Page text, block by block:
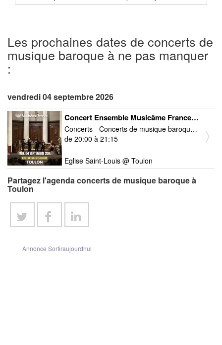
Les prochaines dates de concerts de
musique baroque à ne pas manquer
:
vendredi 04 septembre 2026
Concert Ensemble Musicâme France : Ravel, Debussy, Cantemir, Mozart,...
Concerts - Concerts de musique baroque - Concerts de musique classique
de 20:00 à 21:15
Eglise Saint-Louis @ Toulon
Partagez l'agenda concerts de musique baroque à
Toulon
Annonce Sortiraujourdhui